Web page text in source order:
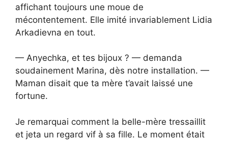
affichant toujours une moue de
mécontentement. Elle imité invariablement Lidia
Arkadievna en tout.
— Anyechka, et tes bijoux ? — demanda
soudainement Marina, dès notre installation. —
Maman disait que ta mère t’avait laissé une
fortune.
Je remarquai comment la belle-mère tressaillit
et jeta un regard vif à sa fille. Le moment était